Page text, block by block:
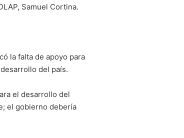
Samuel Cortina.
la falta de apoyo para
del país.
el desarrollo del
el gobierno debería